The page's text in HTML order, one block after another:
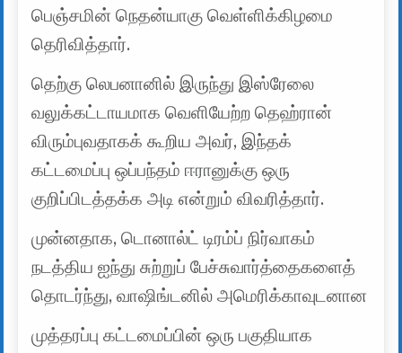
பெஞ்சமின் நெதன்யாகு வெள்ளிக்கிழமை
தெரிவித்தார்.
தெற்கு லெபனானில் இருந்து இஸ்ரேலை
வலுக்கட்டாயமாக வெளியேற்ற தெஹ்ரான்
விரும்புவதாகக் கூறிய அவர், இந்தக்
கட்டமைப்பு ஒப்பந்தம் ஈரானுக்கு ஒரு
குறிப்பிடத்தக்க அடி என்றும் விவரித்தார்.
முன்னதாக, டொனால்ட் டிரம்ப் நிர்வாகம்
நடத்திய ஐந்து சுற்றுப் பேச்சுவார்த்தைகளைத்
தொடர்ந்து, வாஷிங்டனில் அமெரிக்காவுடனான
முத்தரப்பு கட்டமைப்பின் ஒரு பகுதியாக